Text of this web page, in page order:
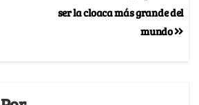
ser la cloaca más grande del
mundo